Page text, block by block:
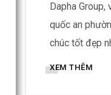
Dapha
quốc an
chúc tốt đẹp
XEM THÊM